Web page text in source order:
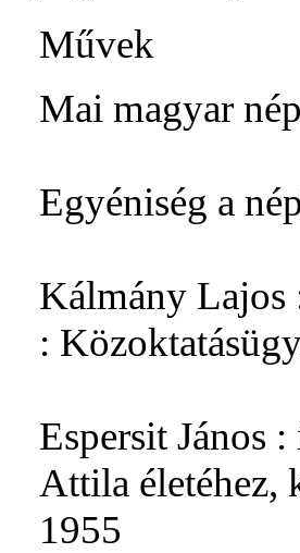
Művek
Mai magyar
Egyéniség a
Kálmány Lajos
:
Espersit János
Attila életéhez,
1955